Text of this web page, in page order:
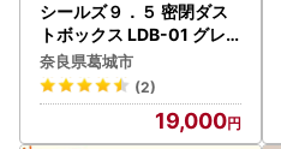
シールズ９．５ 密閉ダス
トボックス LDB-01 グレ
ー【like037A】
奈良県葛城市
(2)
19,000